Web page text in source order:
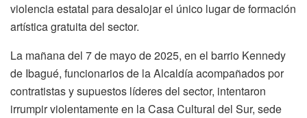
violencia estatal para desalojar el único lugar de formación
artística gratuita del sector.
La mañana del 7 de mayo de 2025, en el barrio Kennedy
de Ibagué, funcionarios de la Alcaldía acompañados por
contratistas y supuestos líderes del sector, intentaron
irrumpir violentamente en la Casa Cultural del Sur, sede